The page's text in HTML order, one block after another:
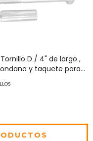
Tornillo D / 4" de largo ,
y taquete para
MOD: 91500M